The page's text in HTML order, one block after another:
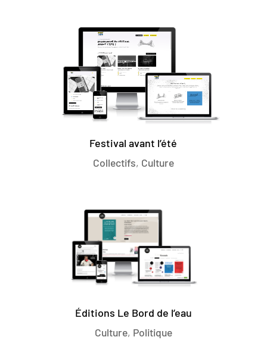
Festival avant l’été
Collectifs, Culture
Éditions Le Bord de l’eau
Culture, Politique